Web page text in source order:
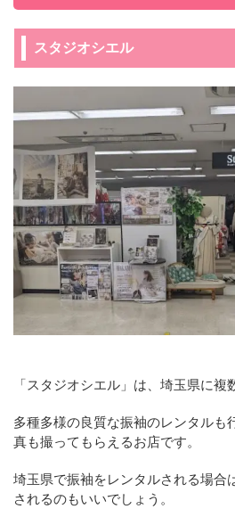
スタジオシエル
「スタジオシエル」は、埼玉県に複
多種多様の良質な振袖のレンタルも
真も撮ってもらえるお店です。
埼玉県で振袖をレンタルされる場合
されるのもいいでしょう。